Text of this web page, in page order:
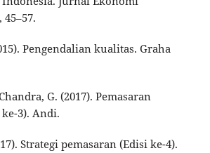
Pengendalian kualitas. Graha
G. (2017). Pemasaran
3). Andi.
Strategi pemasaran (Edisi ke-4).